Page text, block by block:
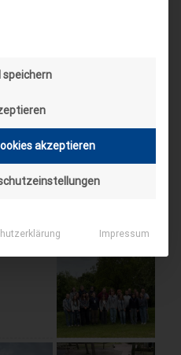
speichern
akzeptieren
Impressum